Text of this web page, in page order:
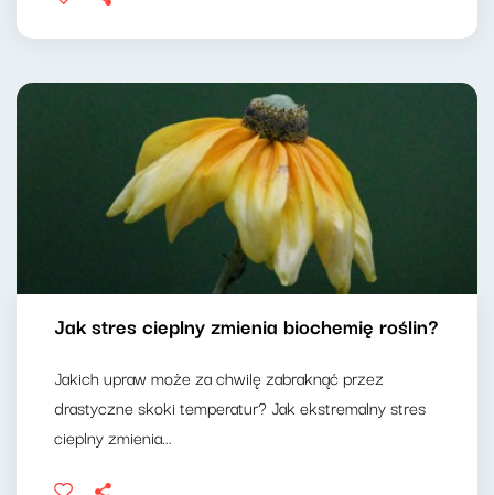
Jak stres cieplny zmienia biochemię roślin?
Jakich upraw może za chwilę zabraknąć przez
drastyczne skoki temperatur? Jak ekstremalny stres
cieplny zmienia...